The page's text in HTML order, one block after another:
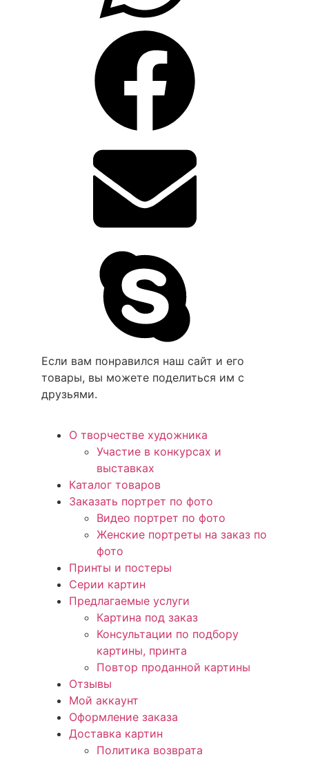
Если вам понравился наш сайт и его
товары, вы можете поделиться им с
друзьями.
О творчестве художника
Участие в конкурсах и
выставках
Каталог товаров
Заказать портрет по фото
Видео портрет по фото
Женские портреты на заказ по
фото
Принты и постеры
Серии картин
Предлагаемые услуги
Картина под заказ
Консультации по подбору
картины, принта
Повтор проданной картины
Отзывы
Мой аккаунт
Оформление заказа
Доставка картин
Политика возврата